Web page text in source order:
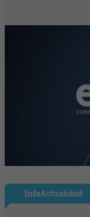
InfoActualidad